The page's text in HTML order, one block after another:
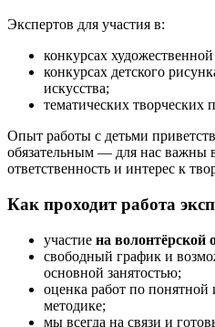
Экспертов для участия в:
конкурсах
конкурсах детского
искусства;
тематических творческих
Опыт работы с детьми
обязательным — для нас важны
ответственность и интерес к
Как проходит работа
участие на волонтёрской
свободный график и
основной занятостью;
оценка работ по понятной
методике;
мы всегда на связи и